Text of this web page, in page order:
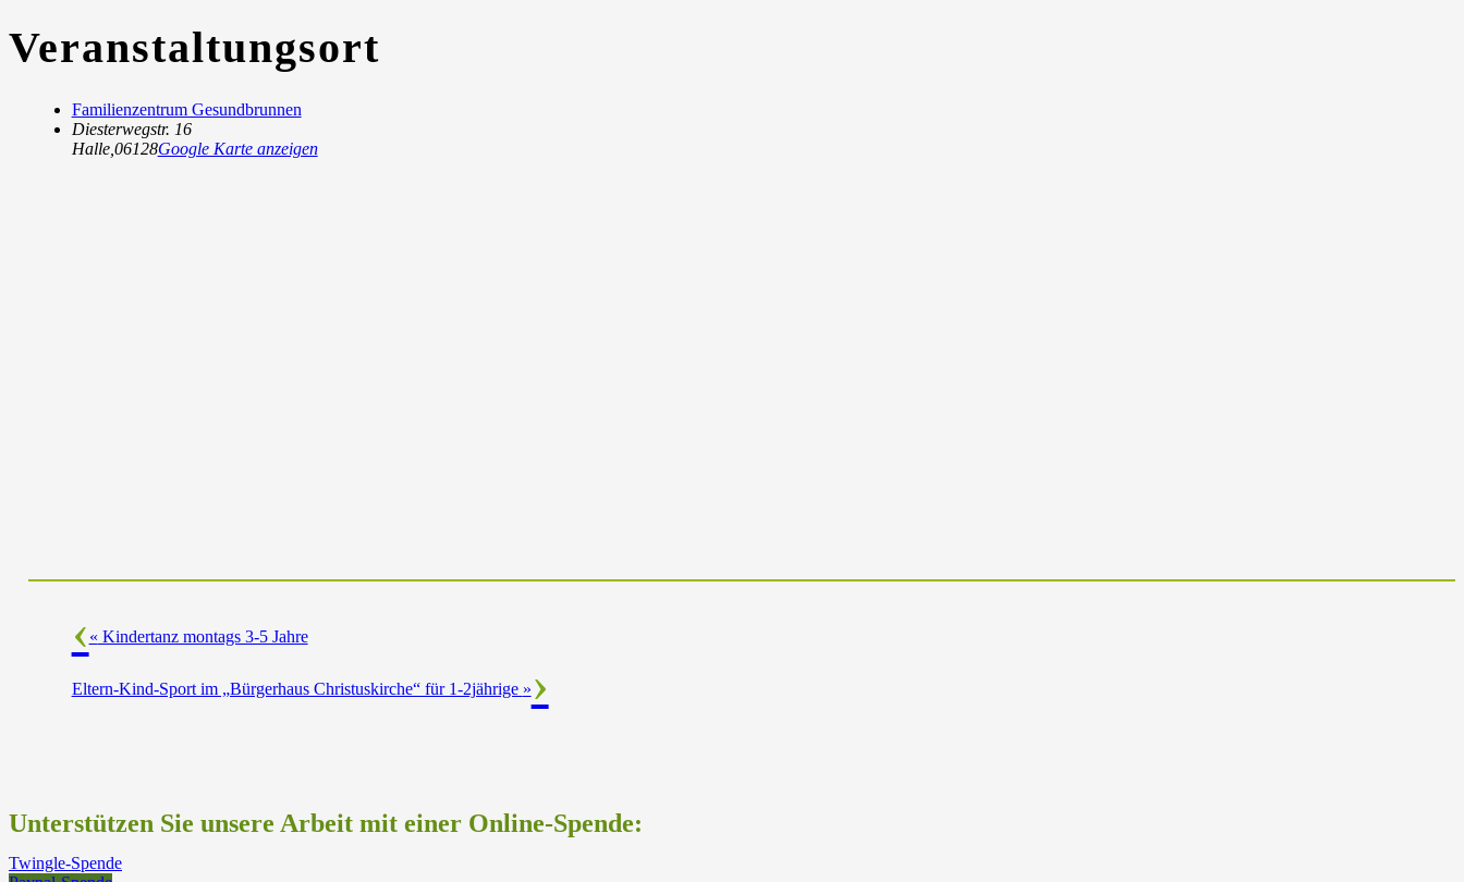
Veranstaltungsort
Familienzentrum Gesundbrunnen
Diesterwegstr. 16
Halle, 06128Google Karte anzeigen
« Kindertanz montags 3-5 Jahre
Eltern-Kind-Sport im „Bürgerhaus Christuskirche“ für 1-2jährige »
Unterstützen Sie unsere Arbeit mit einer Online-Spende:
Twingle-Spende